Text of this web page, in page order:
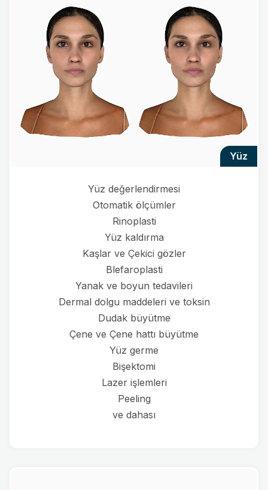
yüz
Yüz değerlendirmesi
Otomatik ölçümler
Rinoplasti
Yüz kaldırma
Kaşlar ve Çekici gözler
Blefaroplasti
Yanak ve boyun tedavileri
Dermal dolgu maddeleri ve toksin
Dudak büyütme
Çene ve Çene hattı büyütme
Yüz germe
Bişektomi
Lazer işlemleri
Peeling
ve dahası